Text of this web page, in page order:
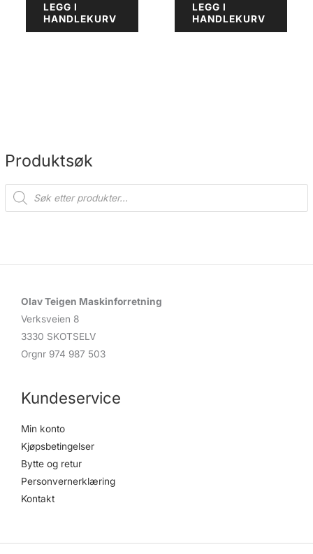
Produktsøk
P
d
LEGG I
HANDLEKURV
LEGG I
HANDLEKURV
Olav Teigen Maskinforretning
Verksveien 8
3330 SKOTSELV
Orgnr 974 987 503
Kundeservice
Min konto
Kjøpsbetingelser
Bytte og retur
Personvernerklæring
Kontakt